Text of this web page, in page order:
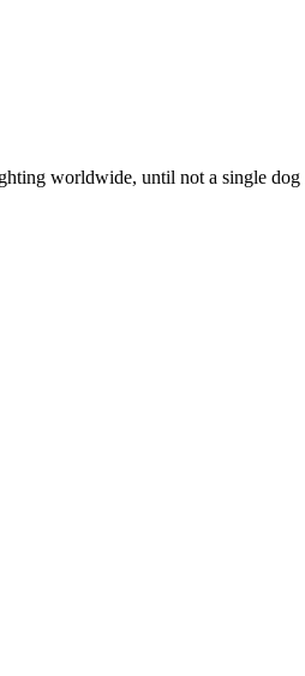
worldwide, until not a single dog